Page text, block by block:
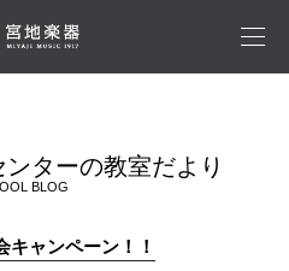
ターの教室だより
BLOG
ャンペーン！！